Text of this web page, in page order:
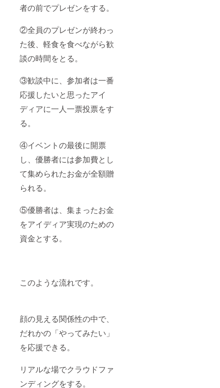
者の前でプレゼンをする。
②全員のプレゼンが終わっ
た後、軽食を食べながら歓
談の時間をとる。
③歓談中に、参加者は一番
応援したいと思ったアイ
ディアに一人一票投票をす
る。
④イベントの最後に開票
し、優勝者には参加費とし
て集められたお金が全額贈
られる。
⑤優勝者は、集まったお金
をアイディア実現のための
資金とする。
このような流れです。
顔の見える関係性の中で、
だれかの「やってみたい」
を応援できる。
リアルな場でクラウドファ
ンディングをする。